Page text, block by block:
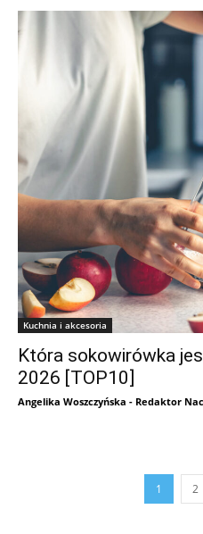
Kuchnia i akcesoria
Która sokowirówka
2026 [TOP10]
Angelika Woszczyńska - Redaktor
1 2